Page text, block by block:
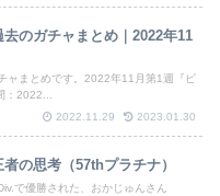
去のガチャまとめ｜2022年11
ャまとめです。2022年11月第1週『ピ
：2022...
2022.11.29
2023.01.30
者の思考（57thプラチナ）
で優勝された、おかじゅんさん